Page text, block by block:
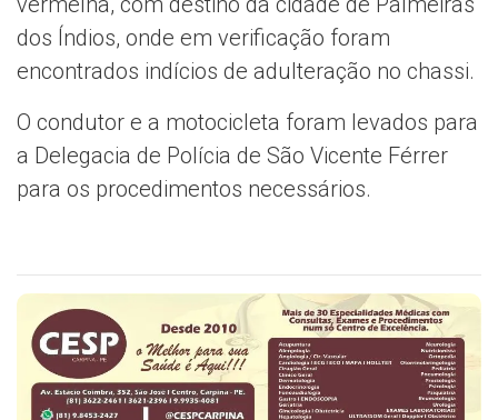
dos Índios, onde em verificação foram
encontrados indícios de adulteração no chassi.
O condutor e a motocicleta foram levados para
a Delegacia de Polícia de São Vicente Férrer
para os procedimentos necessários.